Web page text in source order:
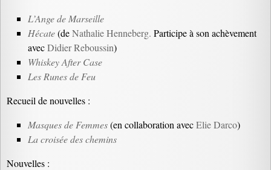
L’Ange de Marseille
Hécate(deNathalie Henneberg. Participe à son achèvement
avecDidier Reboussin)
Whiskey After Case
Les Runes de Feu
Recueil de nouvelles :
Masques de Femmes(en collaboration avecElie Darco)
La croisée des chemins
Nouvelles :